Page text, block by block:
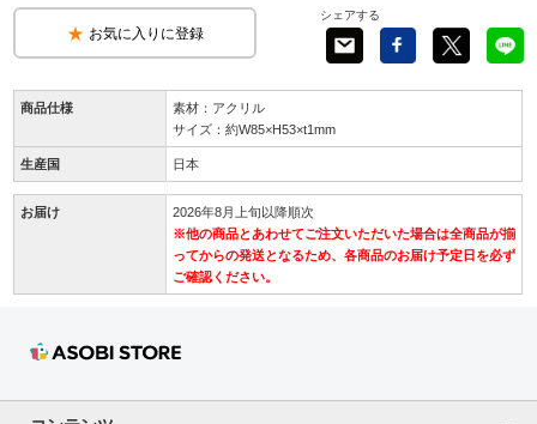
お気に入りに登録
シェアする
商品仕様
素材：アクリル
サイズ：約W85×H53×t1mm
生産国 日本
お届け
2026年8月上旬以降順次
※他の商品とあわせてご注文いただいた場合は全商品が揃
ってからの発送となるため、各商品のお届け予定日を必ず
ご確認ください。